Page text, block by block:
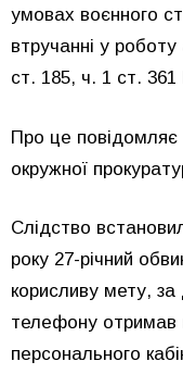
умовах воєнного
втручанні у
ст. 185, ч. 1 ст. 361
Про це повідомляє
окружної
Слідство
року 27-річний
корисливу мету,
телефону отримав
персонального